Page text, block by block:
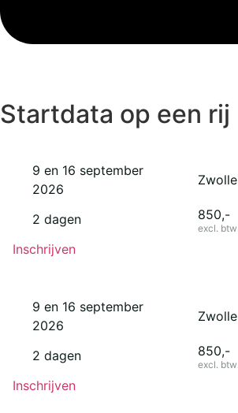
Startdata op een rij
9 en 16 september
2026
Zwolle
2 dagen 850,-
excl. btw
Inschrijven
9 en 16 september
2026
Zwolle
2 dagen 850,-
excl. btw
Inschrijven